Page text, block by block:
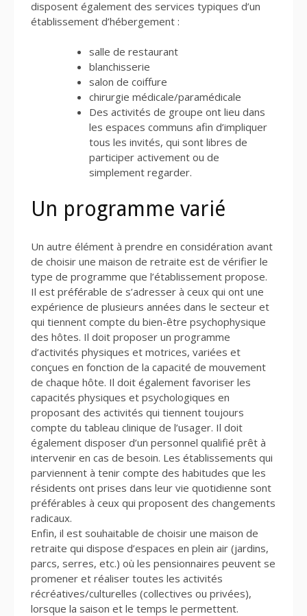
disposent également des services typiques d’un
établissement d’hébergement :
salle de restaurant
blanchisserie
salon de coiffure
chirurgie médicale/paramédicale
Des activités de groupe ont lieu dans
les espaces communs afin d’impliquer
tous les invités, qui sont libres de
participer activement ou de
simplement regarder.
Un programme varié
Un autre élément à prendre en considération avant
de choisir une maison de retraite est de vérifier le
type de programme que l’établissement propose.
Il est préférable de s’adresser à ceux qui ont une
expérience de plusieurs années dans le secteur et
qui tiennent compte du bien-être psychophysique
des hôtes. Il doit proposer un programme
d’activités physiques et motrices, variées et
conçues en fonction de la capacité de mouvement
de chaque hôte. Il doit également favoriser les
capacités physiques et psychologiques en
proposant des activités qui tiennent toujours
compte du tableau clinique de l’usager. Il doit
également disposer d’un personnel qualifié prêt à
intervenir en cas de besoin. Les établissements qui
parviennent à tenir compte des habitudes que les
résidents ont prises dans leur vie quotidienne sont
préférables à ceux qui proposent des changements
radicaux.
Enfin, il est souhaitable de choisir une maison de
retraite qui dispose d’espaces en plein air (jardins,
parcs, serres, etc.) où les pensionnaires peuvent se
promener et réaliser toutes les activités
récréatives/culturelles (collectives ou privées),
lorsque la saison et le temps le permettent.